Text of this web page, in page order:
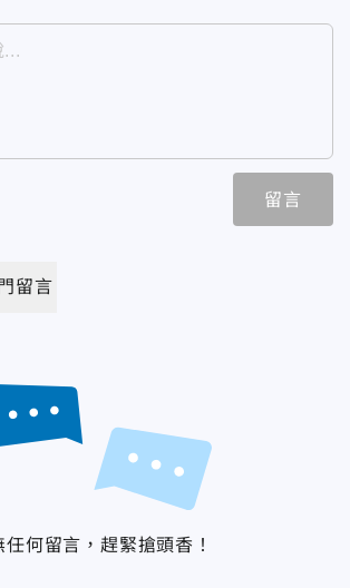
留言
留言
任何留言，趕緊搶頭香！